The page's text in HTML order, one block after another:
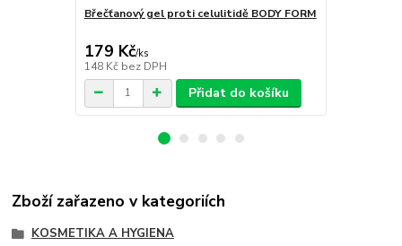
Břečťanový gel proti celulitidě BODY FORM
179 Kč/ks
148 Kč bez DPH
Přidat do košíku
Zboží zařazeno v kategoriích
KOSMETIKA A HYGIENA